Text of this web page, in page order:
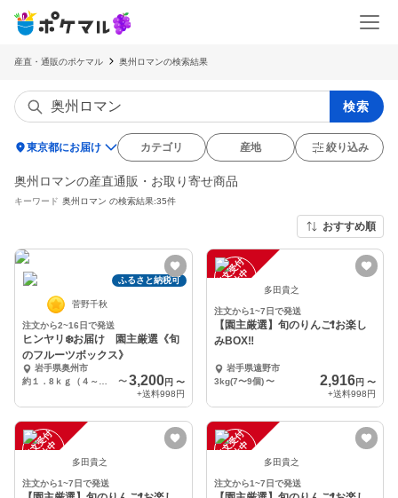
産直・通販のポケマル 奥州ロマンの検索結果
検索
location_on東京都にお届け カテゴリ 産地 絞り込み
奥州ロマンの産直通販・お取り寄せ商品
キーワード 奥州ロマン の検索結果:35件
おすすめ順
ふるさと納税可
菅野千秋
注文から2~16日で発送
ヒンヤリ❄️お届け 園主厳選《旬
のフルーツボックス》
岩手県奥州市
〜 3,200円 〜
+送料998円
注
文
受
付
停
止
中 多田貴之
注文から1~7日で発送
【園主厳選】旬のりんご❗️お楽し
みBOX‼️
岩手県遠野市
3kg(7〜9個) 〜 2,916円 〜
+送料998円
注
文
受
付
停
止
中 多田貴之
注文から1~7日で発送
注
文
受
付
停
止
中 多田貴之
注文から1~7日で発送